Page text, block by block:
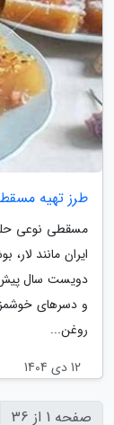
طرز تهیه
مسقطی نوعی
ایران مانند
دویست سال
و دسرهای
روغن...
12 دی 1404
صفحه 1 از 36